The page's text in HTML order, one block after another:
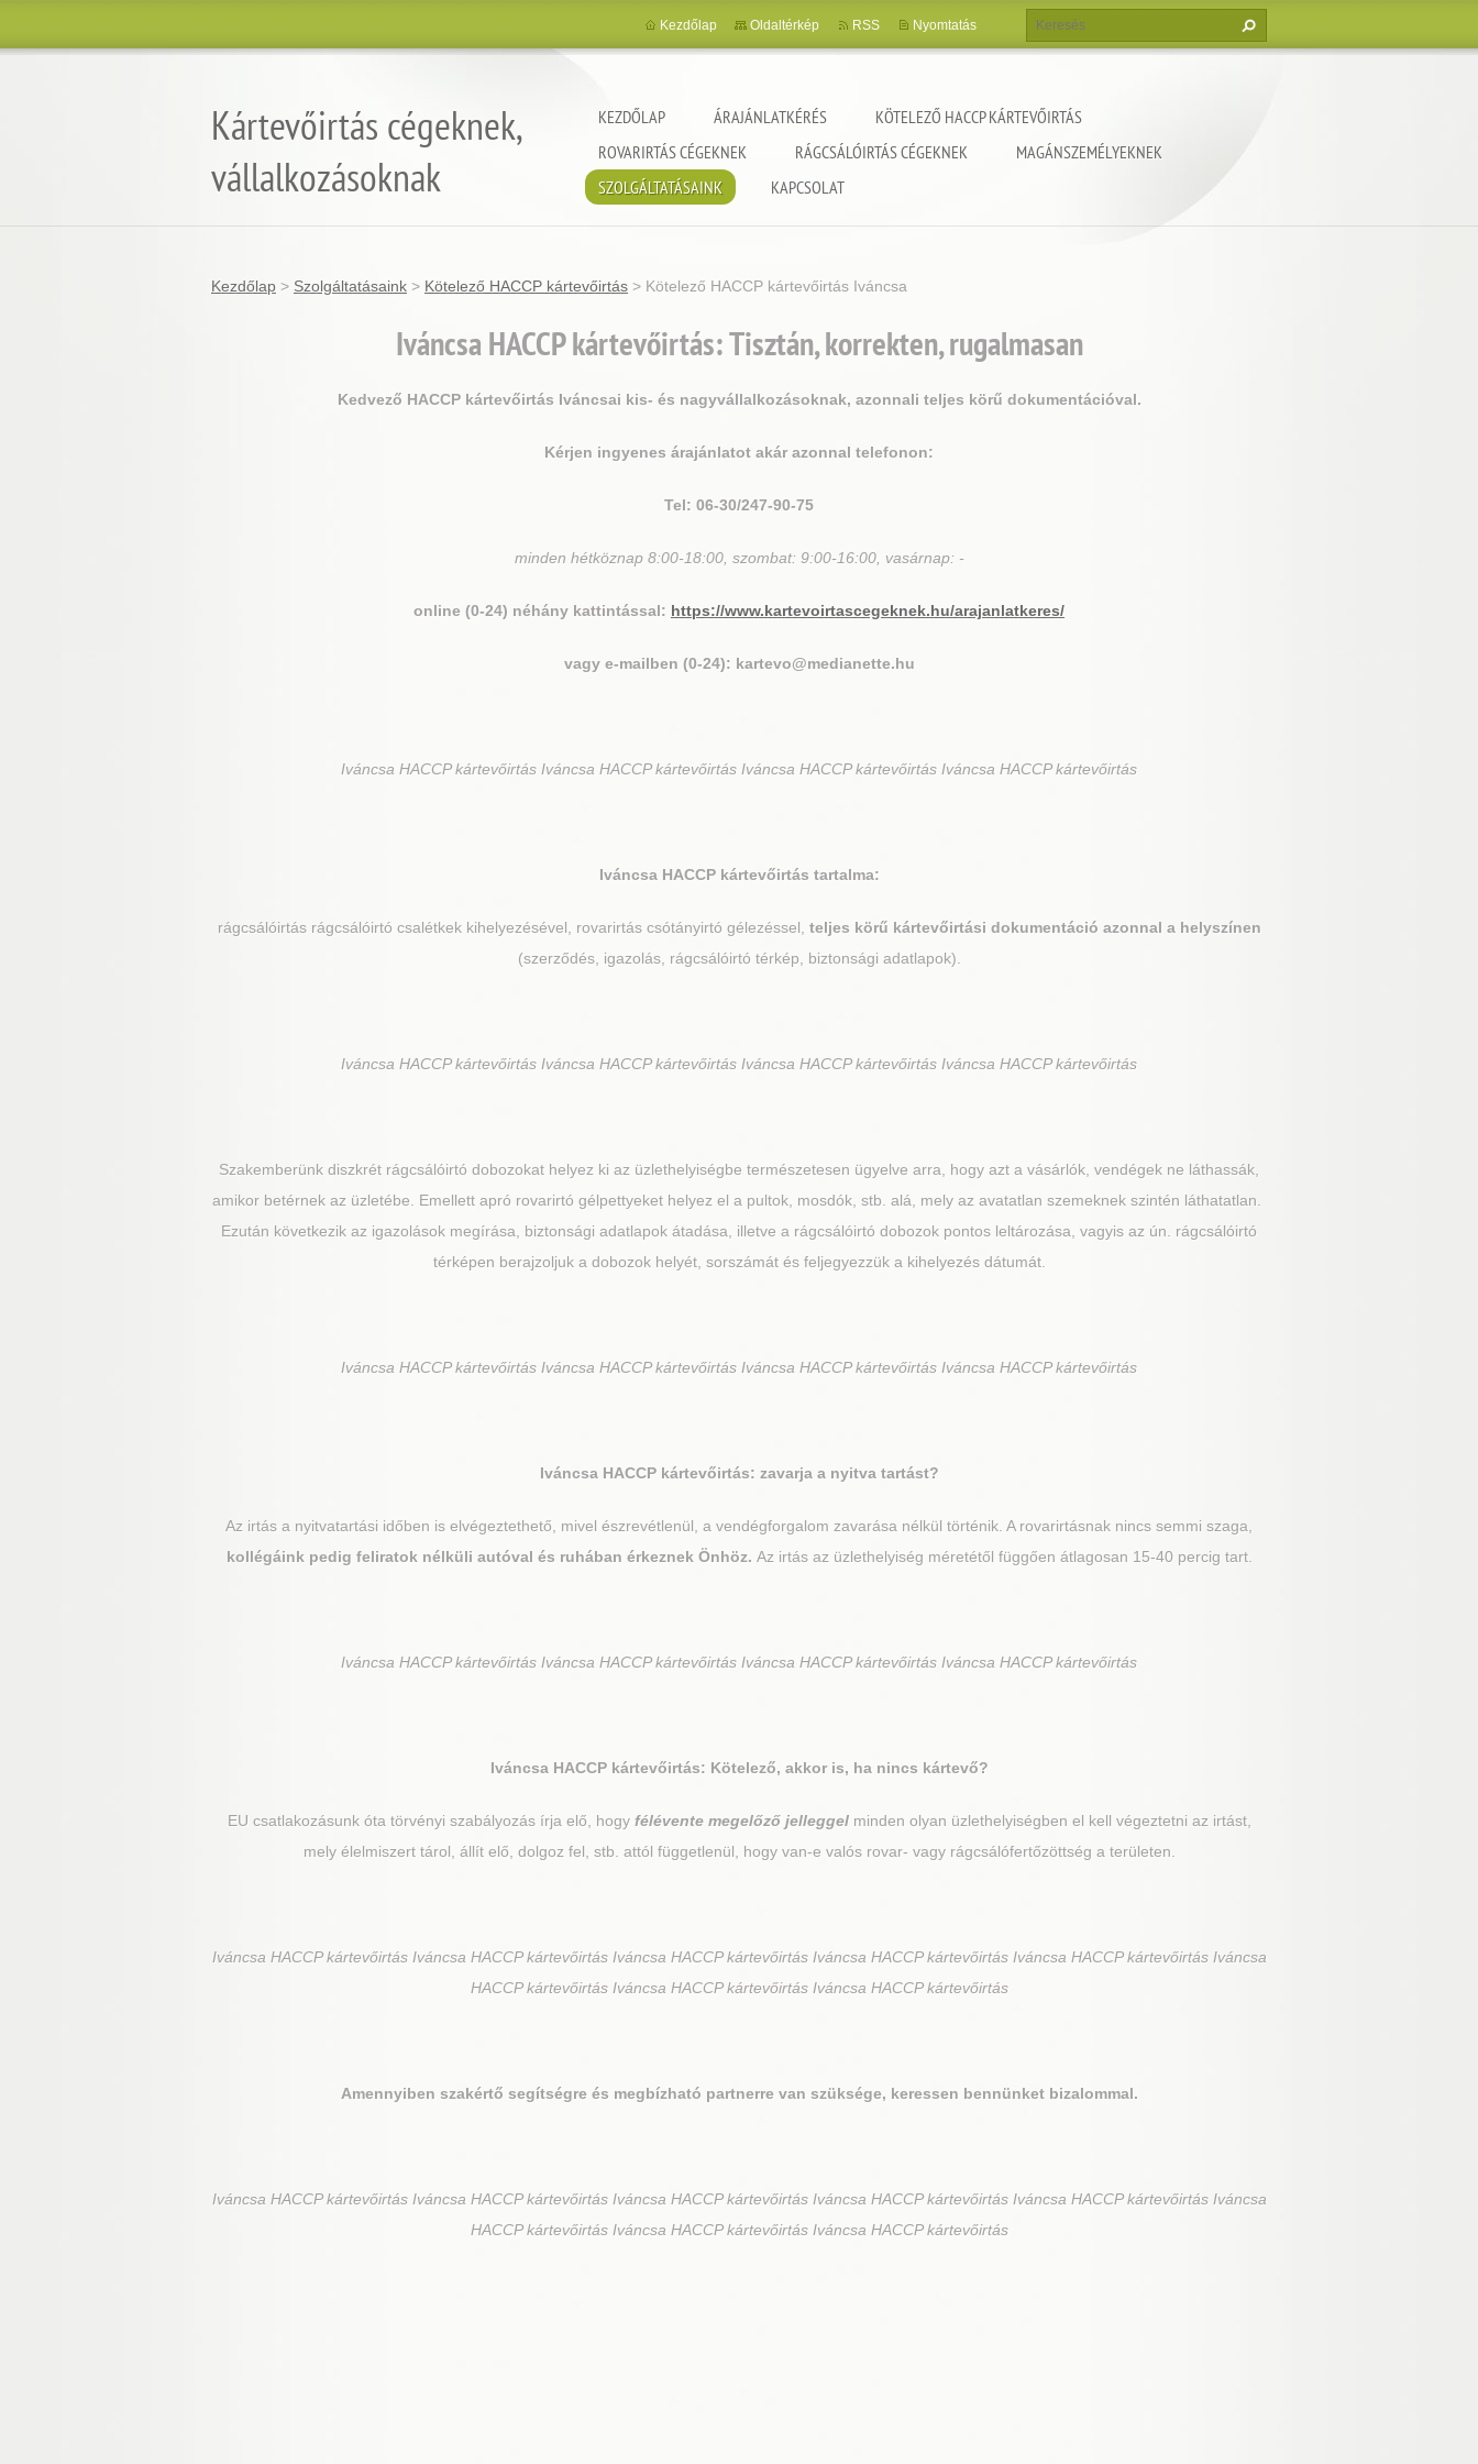
Kártevőirtás cégeknek,
vállalkozásoknak
KEZDŐLAP ÁRAJÁNLATKÉRÉS
KÖTELEZŐ HACCP KÁRTEVŐIRTÁS
ROVARIRTÁS CÉGEKNEK
RÁGCSÁLÓIRTÁS CÉGEKNEK
MAGÁNSZEMÉLYEKNEK
SZOLGÁLTATÁSAINK
KAPCSOLAT
Kezdőlap Oldaltérkép RSS Nyomtatás
Kezdőlap > Szolgáltatásaink > Kötelező HACCP kártevőirtás > Kötelező HACCP kártevőirtás Iváncsa
IváncsaHACCP kártevőirtás: Tisztán, korrekten, rugalmasan
Kedvező HACCP kártevőirtás Iváncsai kis- és nagyvállalkozásoknak, azonnali teljes körű dokumentációval.
Kérjen ingyenes árajánlatot akár azonnal telefonon:
Tel: 06-30/247-90-75
minden hétköznap 8:00-18:00, szombat: 9:00-16:00, vasárnap: -
online (0-24) néhány kattintással: https://www.kartevoirtascegeknek.hu/arajanlatkeres/
vagy e-mailben (0-24): kartevo@medianette.hu
Iváncsa HACCP kártevőirtás Iváncsa HACCP kártevőirtás Iváncsa HACCP kártevőirtás Iváncsa HACCP kártevőirtás
IváncsaHACCP kártevőirtás tartalma:
rágcsálóirtás rágcsálóirtó csalétkek kihelyezésével, rovarirtás csótányirtó gélezéssel, teljes körű kártevőirtási dokumentáció azonnal a helyszínen
(szerződés, igazolás, rágcsálóirtó térkép, biztonsági adatlapok).
Iváncsa HACCP kártevőirtás Iváncsa HACCP kártevőirtás Iváncsa HACCP kártevőirtás Iváncsa HACCP kártevőirtás
Szakemberünk diszkrét rágcsálóirtó dobozokat helyez ki az üzlethelyiségbe természetesen ügyelve arra, hogy azt a vásárlók, vendégek ne láthassák,
amikor betérnek az üzletébe. Emellett apró rovarirtó gélpettyeket helyez el a pultok, mosdók, stb. alá, mely az avatatlan szemeknek szintén láthatatlan.
Ezután következik az igazolások megírása, biztonsági adatlapok átadása, illetve a rágcsálóirtó dobozok pontos leltározása, vagyis az ún. rágcsálóirtó
térképen berajzoljuk a dobozok helyét, sorszámát és feljegyezzük a kihelyezés dátumát.
Iváncsa HACCP kártevőirtás Iváncsa HACCP kártevőirtás Iváncsa HACCP kártevőirtás Iváncsa HACCP kártevőirtás
Iváncsa HACCP kártevőirtás: zavarja a nyitva tartást?
Az irtás a nyitvatartási időben is elvégeztethető, mivel észrevétlenül, a vendégforgalom zavarása nélkül történik. A rovarirtásnak nincs semmi szaga,
kollégáink pedig feliratok nélküli autóval és ruhában érkeznek Önhöz. Az irtás az üzlethelyiség méretétől függően átlagosan 15-40 percig tart.
Iváncsa HACCP kártevőirtás Iváncsa HACCP kártevőirtás Iváncsa HACCP kártevőirtás Iváncsa HACCP kártevőirtás
IváncsaHACCP kártevőirtás: Kötelező, akkor is, ha nincs kártevő?
EU csatlakozásunk óta törvényi szabályozás írja elő, hogy félévente megelőző jelleggelminden olyan üzlethelyiségben el kell végeztetni az irtást,
mely élelmiszert tárol, állít elő, dolgoz fel, stb. attól függetlenül, hogy van-e valós rovar- vagy rágcsálófertőzöttség a területen.
Iváncsa HACCP kártevőirtás Iváncsa HACCP kártevőirtás Iváncsa HACCP kártevőirtás Iváncsa HACCP kártevőirtás Iváncsa HACCP kártevőirtás Iváncsa
HACCP kártevőirtás Iváncsa HACCP kártevőirtás Iváncsa HACCP kártevőirtás
Amennyiben szakértő segítségre és megbízható partnerre van szüksége, keressen bennünket bizalommal.
Iváncsa HACCP kártevőirtás Iváncsa HACCP kártevőirtás Iváncsa HACCP kártevőirtás Iváncsa HACCP kártevőirtás Iváncsa HACCP kártevőirtás Iváncsa
HACCP kártevőirtás Iváncsa HACCP kártevőirtás Iváncsa HACCP kártevőirtás